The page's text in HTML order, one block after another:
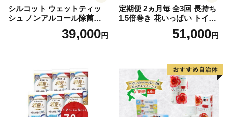
シルコット ウェットティッ
シュ ノンアルコール除菌詰
替（43枚×3P）×24袋 日用品
おもちゃ 拭き取り 手拭き 外
39,000円
定期便 2ヵ月毎 全3回 長持ち
1.5倍巻き 花いっぱい トイレ
ットペーパー ダブル 45ｍ 計
72ロール 全18種 花柄 プリン
ー 消耗品 備蓄 送料無料 北海
道 倶知安町 日用品
51,000円